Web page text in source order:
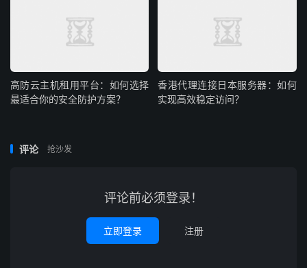
施，全方位匹配业务发展需求。了解更多详情，欢迎咨询我
们，为您提供更多优惠。
高防云主机租用平台：如何选择
最适合你的安全防护方案？
香港代理连接日本服务器：如何
实现高效稳定访问？
评论 抢沙发
评论前必须登录！
立即登录 注册